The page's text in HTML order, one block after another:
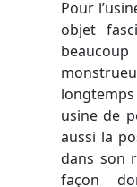
Pour
objet
longtemps
usine de
aussi la
dans son
façon